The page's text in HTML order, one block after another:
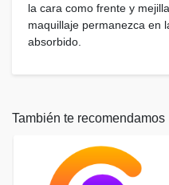
la cara como frente y
maquillaje permanezca en
absorbido.
También te recomendamos